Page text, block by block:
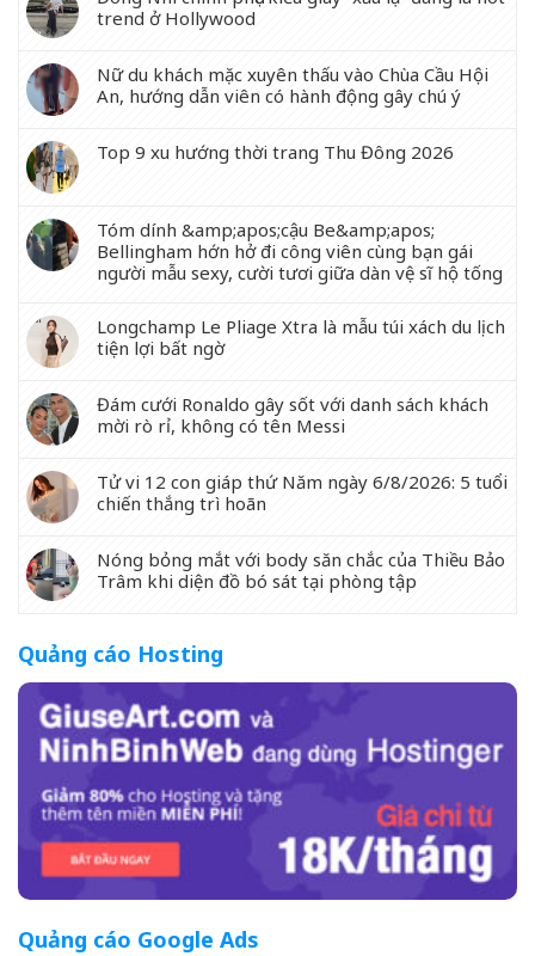
trend ở Hollywood
Nữ du khách mặc xuyên thấu vào Chùa Cầu Hội
An, hướng dẫn viên có hành động gây chú ý
Top 9 xu hướng thời trang Thu Đông 2026
Tóm dính &amp;apos;cậu Be&amp;apos;
Bellingham hớn hở đi công viên cùng bạn gái
người mẫu sexy, cười tươi giữa dàn vệ sĩ hộ tống
Longchamp Le Pliage Xtra là mẫu túi xách du lịch
tiện lợi bất ngờ
Đám cưới Ronaldo gây sốt với danh sách khách
mời rò rỉ, không có tên Messi
Tử vi 12 con giáp thứ Năm ngày 6/8/2026: 5 tuổi
chiến thắng trì hoãn
Nóng bỏng mắt với body săn chắc của Thiều Bảo
Trâm khi diện đồ bó sát tại phòng tập
Quảng cáo Hosting
Quảng cáo Google Ads